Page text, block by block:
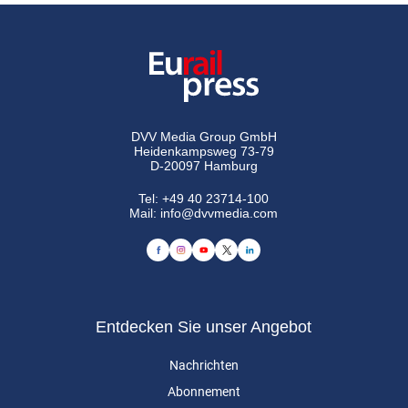
DVV Media Group GmbH
Heidenkampsweg 73-79
D-20097 Hamburg
Tel:+49 40 23714-100
Mail: info@dvvmedia.com
Entdecken Sie unser Angebot
Nachrichten
Abonnement